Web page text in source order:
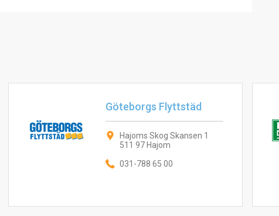
Göteborgs Flyttstäd
Hajoms Skog Skansen 1
511 97 Hajom
031-788 65 00